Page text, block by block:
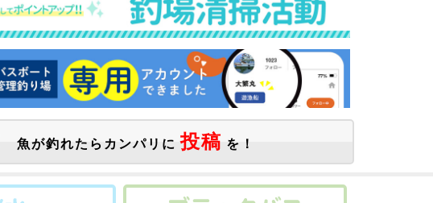
魚が釣れたらカンパリに 投稿 を！